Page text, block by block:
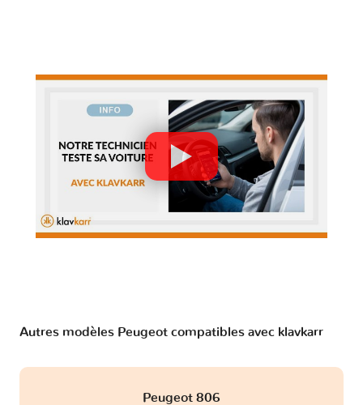
Autres modèles Peugeot compatibles avec klavkarr
Peugeot 806